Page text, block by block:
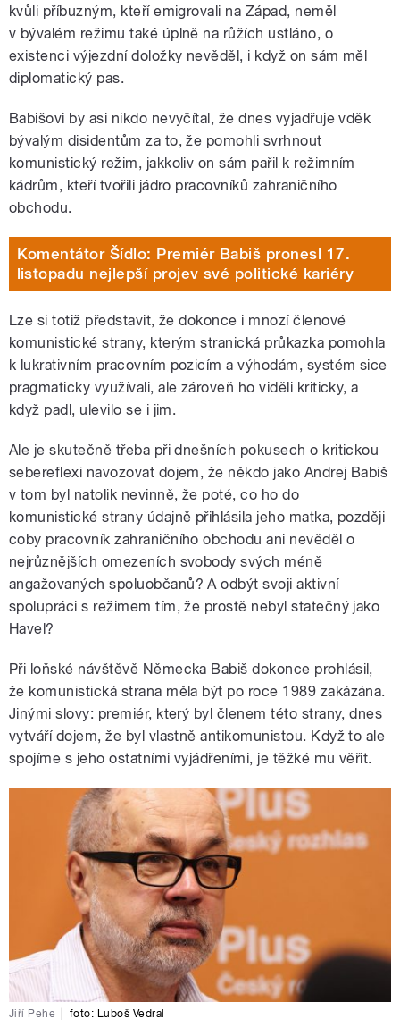
kvůli příbuzným, kteří emigrovali na Západ, neměl
v bývalém režimu také úplně na růžích ustláno, o
existenci výjezdní doložky nevěděl, i když on sám měl
diplomatický pas.
Babišovi by asi nikdo nevyčítal, že dnes vyjadřuje vděk
bývalým disidentům za to, že pomohli svrhnout
komunistický režim, jakkoliv on sám pařil k režimním
kádrům, kteří tvořili jádro pracovníků zahraničního
obchodu.
Komentátor Šídlo: Premiér Babiš pronesl 17.
listopadu nejlepší projev své politické kariéry
Lze si totiž představit, že dokonce i mnozí členové
komunistické strany, kterým stranická průkazka pomohla
k lukrativním pracovním pozicím a výhodám, systém sice
pragmaticky využívali, ale zároveň ho viděli kriticky, a
když padl, ulevilo se i jim.
Ale je skutečně třeba při dnešních pokusech o kritickou
sebereflexi navozovat dojem, že někdo jako Andrej Babiš
v tom byl natolik nevinně, že poté, co ho do
komunistické strany údajně přihlásila jeho matka, později
coby pracovník zahraničního obchodu ani nevěděl o
nejrůznějších omezeních svobody svých méně
angažovaných spoluobčanů? A odbýt svoji aktivní
spolupráci s režimem tím, že prostě nebyl statečný jako
Havel?
Při loňské návštěvě Německa Babiš dokonce prohlásil,
že komunistická strana měla být po roce 1989 zakázána.
Jinými slovy: premiér, který byl členem této strany, dnes
vytváří dojem, že byl vlastně antikomunistou. Když to ale
spojíme s jeho ostatními vyjádřeními, je těžké mu věřit.
Jiří Pehe foto: Luboš Vedral